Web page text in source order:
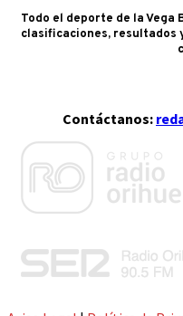
Todo el deporte de la
clasificaciones, resultados
Contáctanos: